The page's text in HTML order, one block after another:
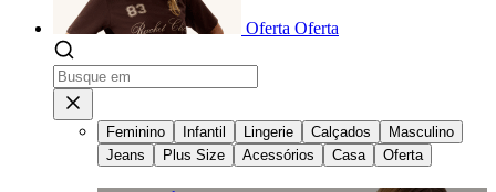
Oferta Oferta
Feminino Infantil Lingerie Calçados
Masculino
Jeans
Plus Size Acessórios Casa Oferta